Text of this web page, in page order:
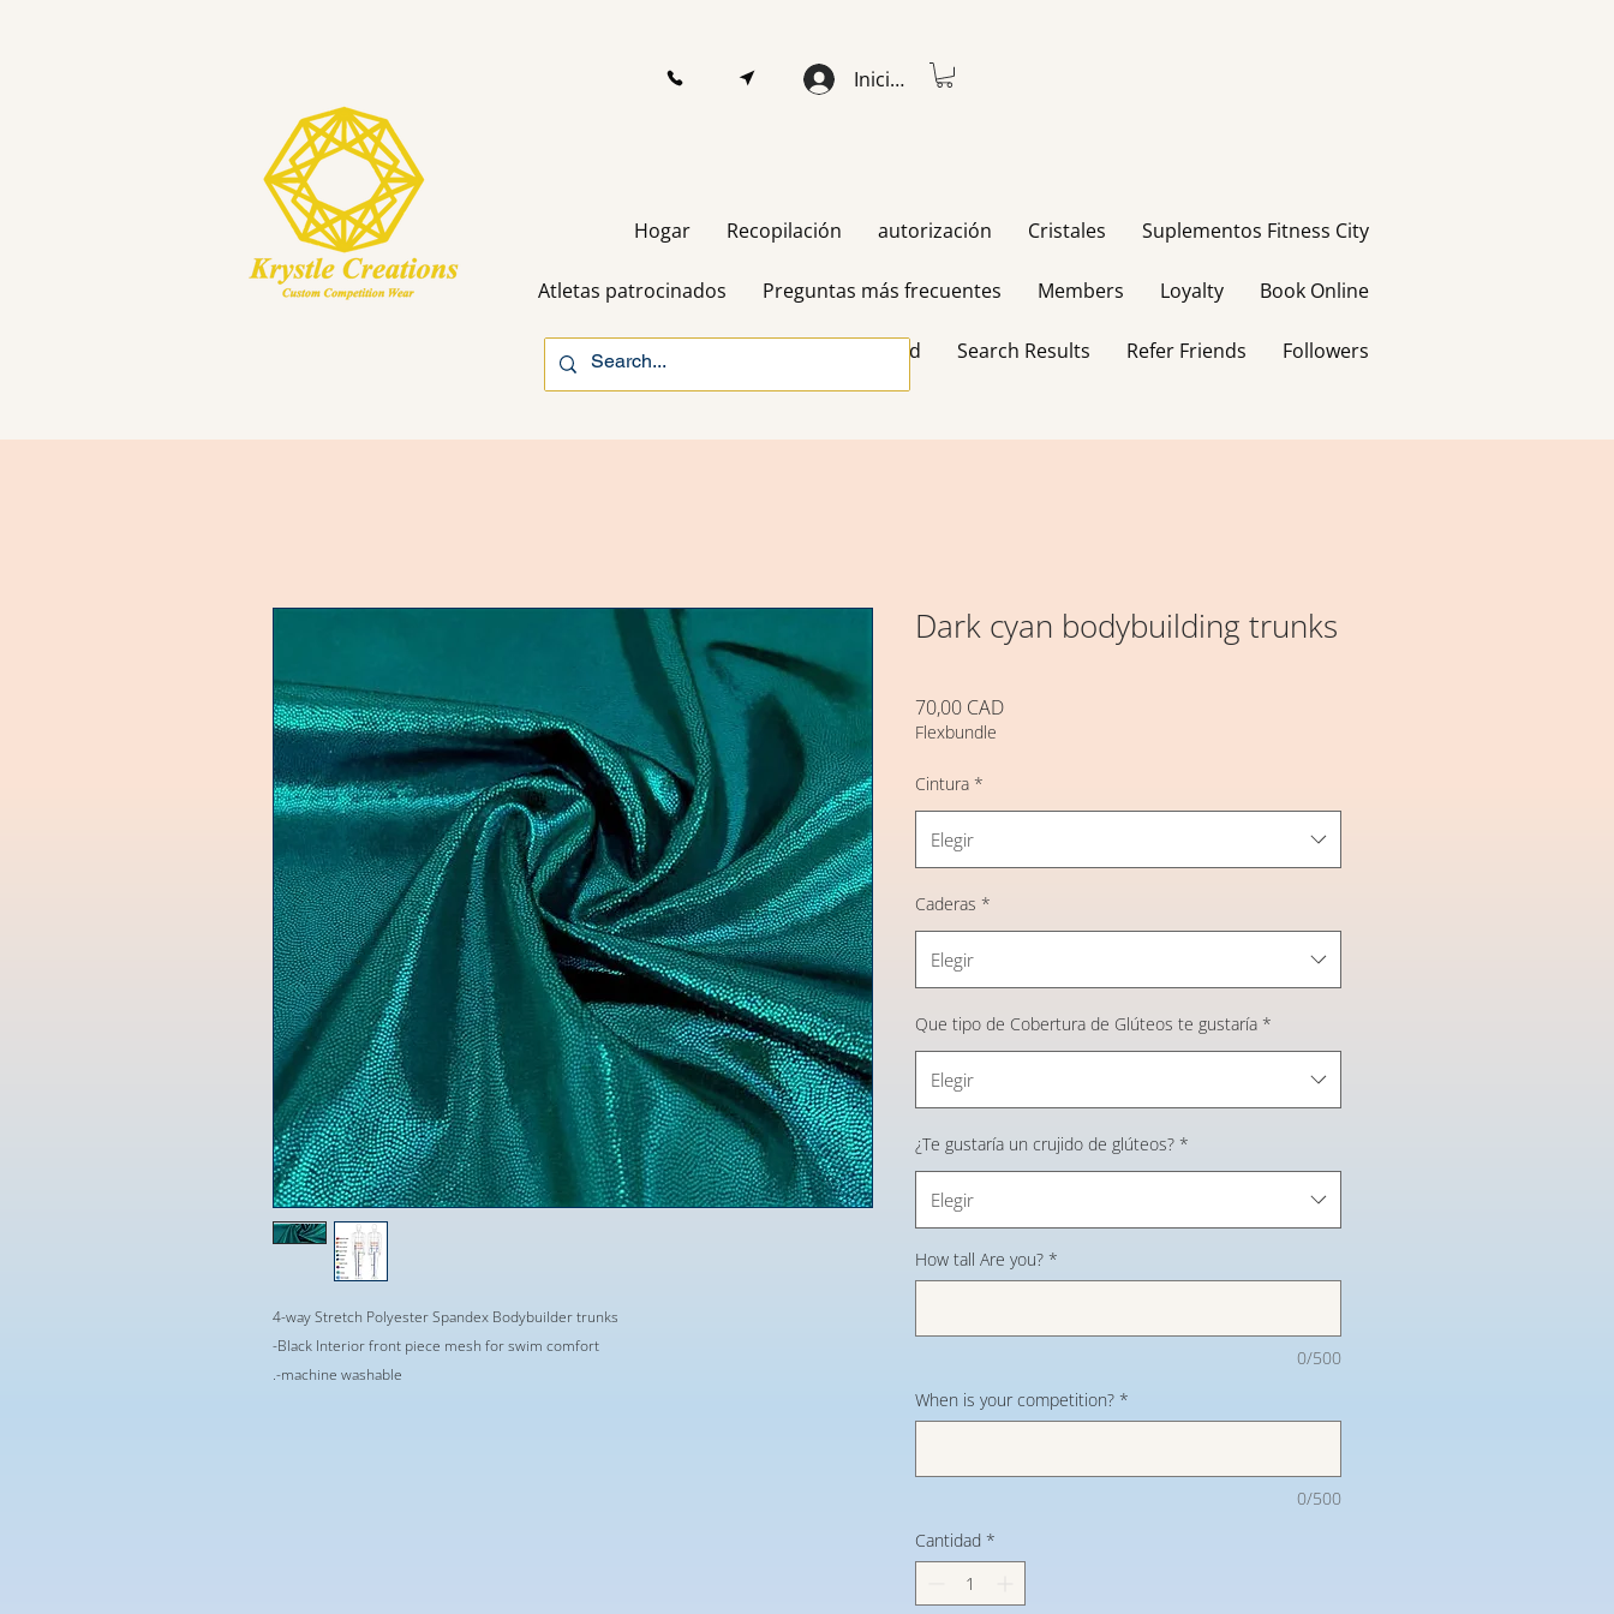
Iniciar sesión
Hogar Recopilación autorización Cristales Suplementos Fitness City
Atletas patrocinados Preguntas más frecuentes Members Loyalty Book Online
Gift Card Search Results Refer Friends Followers
4-way Stretch Polyester Spandex Bodybuilder trunks
-Black Interior front piece mesh for swim comfort
.-machine washable
Dark cyan bodybuilding trunks
70,00 CADPrecio
Flexbundle
Cintura *
Elegir
Caderas *
Elegir
Que tipo de Cobertura de Glúteos te gustaría *
Elegir
¿Te gustaría un crujido de glúteos? *
Elegir
How tall Are you? *
0/500
When is your competition? *
0/500
Cantidad *